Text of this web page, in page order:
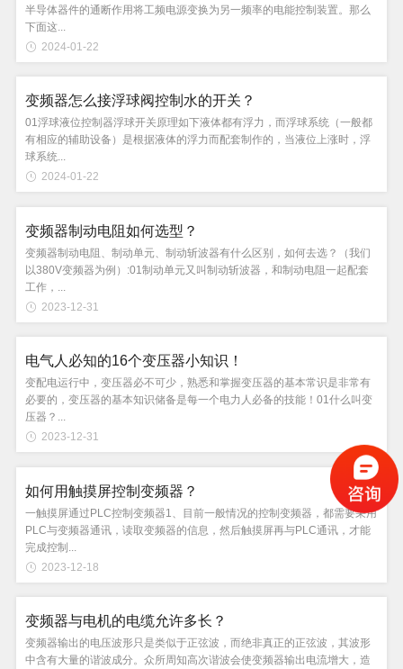
半导体器件的通断作用将工频电源变换为另一频率的电能控制装置。那么
下面这...
2024-01-22
变频器怎么接浮球阀控制水的开关？
01浮球液位控制器浮球开关原理如下液体都有浮力，而浮球系统（一般都
有相应的辅助设备）是根据液体的浮力而配套制作的，当液位上涨时，浮
球系统...
2024-01-22
变频器制动电阻如何选型？
变频器制动电阻、制动单元、制动斩波器有什么区别，如何去选？（我们
以380V变频器为例）:01制动单元又叫制动斩波器，和制动电阻一起配套
工作，...
2023-12-31
电气人必知的16个变压器小知识！
变配电运行中，变压器必不可少，熟悉和掌握变压器的基本常识是非常有
必要的，变压器的基本知识储备是每一个电力人必备的技能！01什么叫变
压器？...
2023-12-31
如何用触摸屏控制变频器？
一触摸屏通过PLC控制变频器1、目前一般情况的控制变频器，都需要采用
PLC与变频器通讯，读取变频器的信息，然后触摸屏再与PLC通讯，才能
完成控制...
2023-12-18
变频器与电机的电缆允许多长？
变频器输出的电压波形只是类似于正弦波，而绝非真正的正弦波，其波形
中含有大量的谐波成分。众所周知高次谐波会使变频器输出电流增大，造